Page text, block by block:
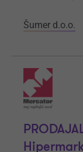
Šumer d.o.o.